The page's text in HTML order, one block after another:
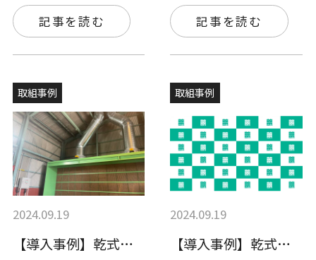
記事を読む 記事を読む
取組事例
2024.09.19
【導入事例】乾式ブースの導入、塗料の切り…
取組事例
2024.09.19
【導入事例】乾式ブース×2台の導入、塗料…